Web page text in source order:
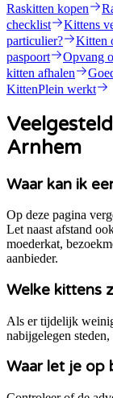
Raskitten kopen
checklist
Kittens
particulier?
Kitten
paspoort
Opvang
kitten afhalen
KittenPlein werkt
Arnhem
Waar kan ik
Op deze pagina
Let naast afstand
moederkat,
aanbieder.
Welke kittens
Als er tijdelijk
nabijgelegen
Waar let je op